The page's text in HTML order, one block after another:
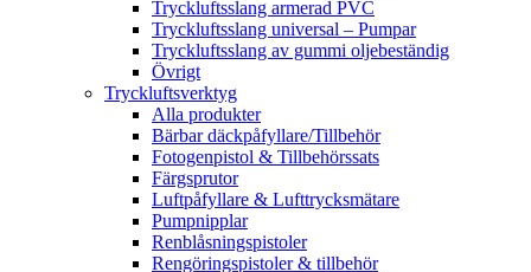
Tryckluftsslang armerad PVC
Tryckluftsslang universal – Pumpar
Tryckluftsslang av gummi oljebeständig
Övrigt
Tryckluftsverktyg
Alla produkter
Bärbar däckpåfyllare/Tillbehör
Fotogenpistol & Tillbehörssats
Färgsprutor
Luftpåfyllare & Lufttrycksmätare
Pumpnipplar
Renblåsningspistoler
Rengöringspistoler & tillbehör